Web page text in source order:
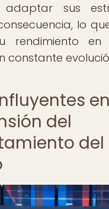
sus
lo
rendimiento
constante
del
del